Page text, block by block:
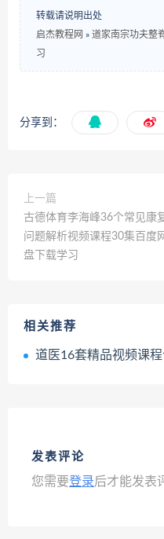
转载请说明出处
启杰教程网 » 道家南宗功夫整
习
分享到：
上一篇
古德体育李海峰36个常见康
问题解析视频课程30集百度
盘下载学习
相关推荐
道医16套精品视频课程合集47G祝由术
发表评论
您需要登录后才能发表